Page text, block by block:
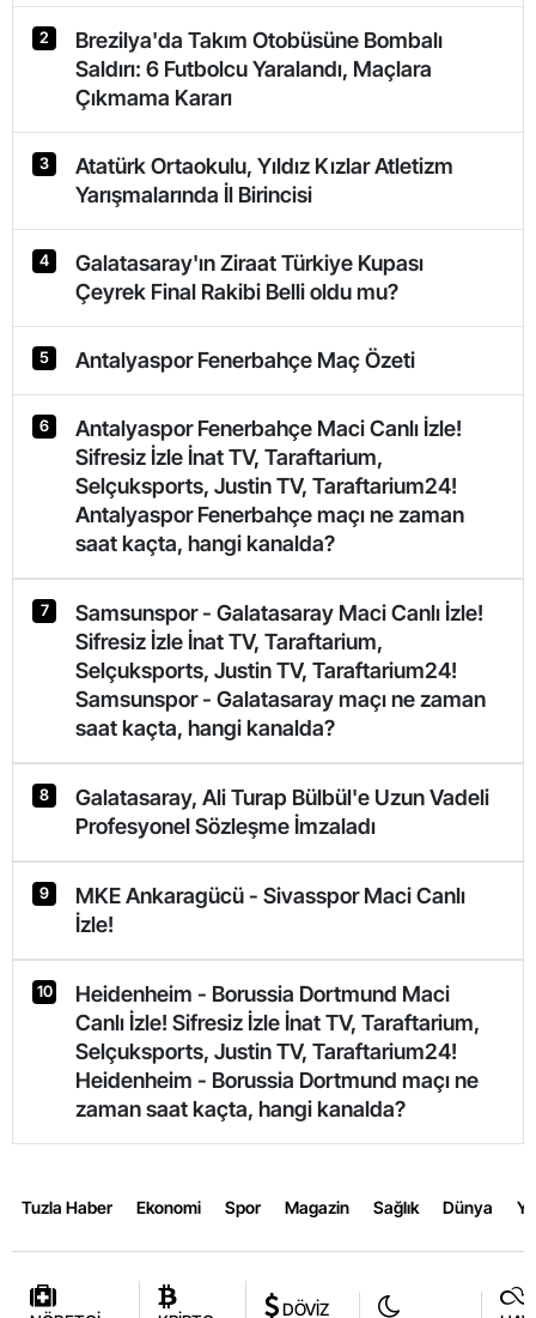
2
Brezilya'da Takım Otobüsüne Bombalı
Saldırı: 6 Futbolcu Yaralandı, Maçlara
Çıkmama Kararı
3
Atatürk Ortaokulu, Yıldız Kızlar Atletizm
Yarışmalarında İl Birincisi
4
Galatasaray'ın Ziraat Türkiye Kupası
Çeyrek Final Rakibi Belli oldu mu?
5 Antalyaspor Fenerbahçe Maç Özeti
6
Antalyaspor Fenerbahçe Maci Canlı İzle!
Sifresiz İzle İnat TV, Taraftarium,
Selçuksports, Justin TV, Taraftarium24!
Antalyaspor Fenerbahçe maçı ne zaman
saat kaçta, hangi kanalda?
7
Samsunspor - Galatasaray Maci Canlı İzle!
Sifresiz İzle İnat TV, Taraftarium,
Selçuksports, Justin TV, Taraftarium24!
Samsunspor - Galatasaray maçı ne zaman
saat kaçta, hangi kanalda?
8
Galatasaray, Ali Turap Bülbül'e Uzun Vadeli
Profesyonel Sözleşme İmzaladı
9
MKE Ankaragücü - Sivasspor Maci Canlı
İzle!
10
Heidenheim - Borussia Dortmund Maci
Canlı İzle! Sifresiz İzle İnat TV, Taraftarium,
Selçuksports, Justin TV, Taraftarium24!
Heidenheim - Borussia Dortmund maçı ne
zaman saat kaçta, hangi kanalda?
Tuzla Haber Ekonomi Spor Magazin Sağlık Dünya
DÖVİZ